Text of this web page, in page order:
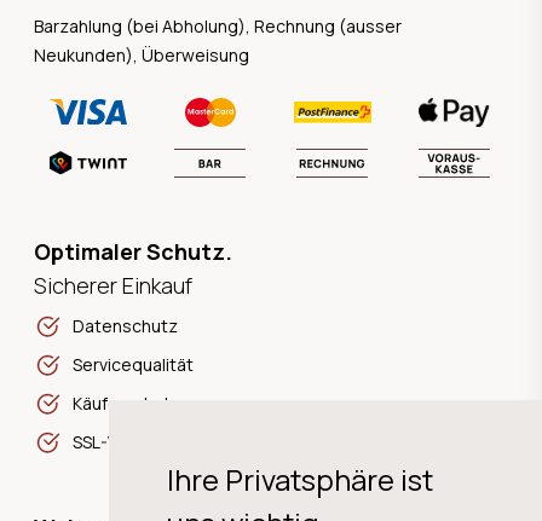
Ihre Privatsphäre ist
Barzahlung (bei Abholung), Rechnung (ausser
Neukunden), Überweisung
Optimaler Schutz.
Sicherer Einkauf
Datenschutz
Servicequalität
Käuferschutz
SSL-Verschlüsselung